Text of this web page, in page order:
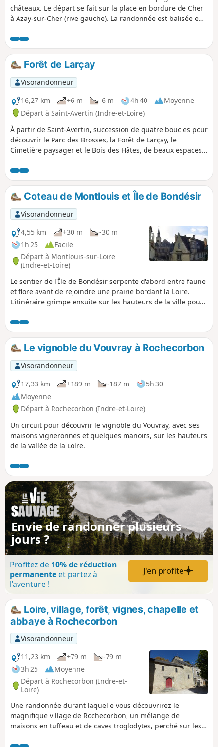
châteaux. Le départ se fait sur la place en bordure de Cher
à Azay-sur-Cher (rive gauche). La randonnée est balisée en
une source. Sur le parcours, au Port de Chandon, à l'Écluse
de Nitray, des panneaux explicatifs sont présents retraçant
l'activité portuaire du site.
Forêt de Larçay
Visorandonneur
16,27 km
+6 m -6 m 4h 40
Moyenne
Départ à Saint-Avertin (Indre-et-Loire)
À partir de Saint-Avertin, succession de quatre boucles pour
découvrir le Parc des Brosses, la Forêt de Larçay, le
Cimetière paysager et le Bois des Hâtes, de beaux espaces
Coteau de Montlouis et Île de Bondésir
Visorandonneur
4,55 km
+30 m
-30 m
1h 25
Facile
Départ à Montlouis-sur-Loire
(Indre-et-Loire)
Le sentier de l'Île de Bondésir serpente d'abord entre faune
et flore avant de rejoindre une prairie bordant la Loire.
L'itinéraire grimpe ensuite sur les hauteurs de la ville pour
le haut de la falaise de craie.
Le vignoble du Vouvray à Rochecorbon
Visorandonneur
17,33 km
+189 m -187 m
5h 30
Moyenne
Départ à Rochecorbon (Indre-et-Loire)
Un circuit pour découvrir le vignoble du Vouvray, avec ses
maisons vigneronnes et quelques manoirs, sur les hauteurs
de la vallée de la Loire.
Envie de randonner plusieurs
jours ?
Profitez de 10% de réduction
permanenteet partez à
l’aventure !
J'en profite
Loire, village, forêt, vignes, chapelle et
abbaye à Rochecorbon
Visorandonneur
11,23 km
+79 m
-79 m
3h 25
Moyenne
Départ à Rochecorbon (Indre-et-
Loire)
Une randonnée durant laquelle vous découvrirez le
magnifique village de Rochecorbon, un mélange de
maisons en tuffeau et de caves troglodytes, perché sur les